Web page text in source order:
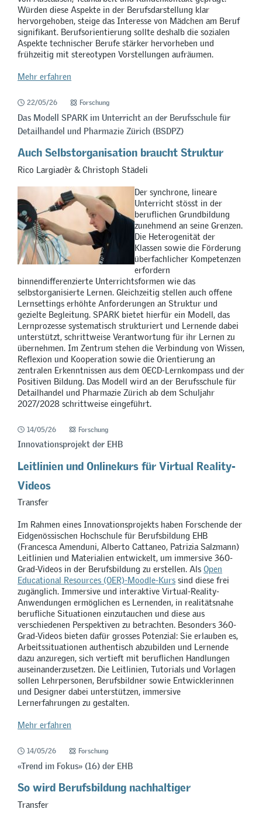
Würden diese Aspekte in der Berufsdarstellung klar
hervorgehoben, steige das Interesse von Mädchen am Beruf
signifikant. Berufsorientierung sollte deshalb die sozialen
Aspekte technischer Berufe stärker hervorheben und
frühzeitig mit stereotypen Vorstellungen aufräumen.
Mehr erfahren
22/05/26 Forschung
Das Modell SPARK im Unterricht an der Berufsschule für
Detailhandel und Pharmazie Zürich (BSDPZ)
Auch Selbstorganisation braucht Struktur
Rico Largiadèr & Christoph Städeli
Der synchrone, lineare
Unterricht stösst in der
beruflichen Grundbildung
zunehmend an seine Grenzen.
Die Heterogenität der
Klassen sowie die Förderung
überfachlicher Kompetenzen
erfordern
binnendifferenzierte Unterrichtsformen wie das
selbstorganisierte Lernen. Gleichzeitig stellen auch offene
Lernsettings erhöhte Anforderungen an Struktur und
gezielte Begleitung. SPARK bietet hierfür ein Modell, das
Lernprozesse systematisch strukturiert und Lernende dabei
unterstützt, schrittweise Verantwortung für ihr Lernen zu
übernehmen. Im Zentrum stehen die Verbindung von Wissen,
Reflexion und Kooperation sowie die Orientierung an
zentralen Erkenntnissen aus dem OECD-Lernkompass und der
Positiven Bildung. Das Modell wird an der Berufsschule für
Detailhandel und Pharmazie Zürich ab dem Schuljahr
2027/2028 schrittweise eingeführt.
14/05/26 Forschung
Innovationsprojekt der EHB
Leitlinien und Onlinekurs für Virtual Reality-
Videos
Transfer
Im Rahmen eines Innovationsprojekts haben Forschende der
Eidgenössischen Hochschule für Berufsbildung EHB
(Francesca Amenduni, Alberto Cattaneo, Patrizia Salzmann)
Leitlinien und Materialien entwickelt, um immersive 360-
Grad-Videos in der Berufsbildung zu erstellen. Als Open
Educational Resources (OER)-Moodle-Kurs sind diese frei
zugänglich. Immersive und interaktive Virtual-Reality-
Anwendungen ermöglichen es Lernenden, in realitätsnahe
berufliche Situationen einzutauchen und diese aus
verschiedenen Perspektiven zu betrachten. Besonders 360-
Grad-Videos bieten dafür grosses Potenzial: Sie erlauben es,
Arbeitssituationen authentisch abzubilden und Lernende
dazu anzuregen, sich vertieft mit beruflichen Handlungen
auseinanderzusetzen. Die Leitlinien, Tutorials und Vorlagen
sollen Lehrpersonen, Berufsbildner sowie Entwicklerinnen
und Designer dabei unterstützen, immersive
Lernerfahrungen zu gestalten.
Mehr erfahren
14/05/26 Forschung
«Trend im Fokus» (16) der EHB
So wird Berufsbildung nachhaltiger
Transfer